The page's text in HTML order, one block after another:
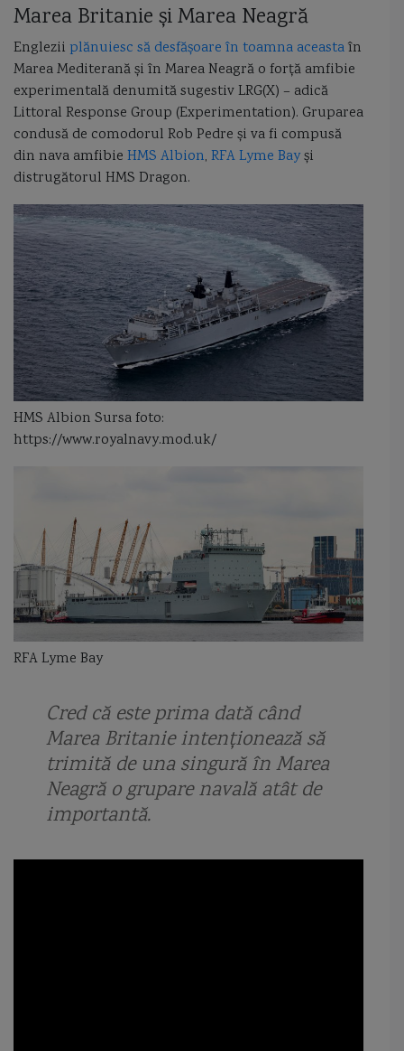
vedete purtatoare de rachete vedete torpiloare
vedetele torpiloare lurssen vehicul glider
Viceamiral Constantin Bălescu viceamiral Vasile Scodrea Viforul
Vosper Thornycroft
VTAP Zanzibar Zmeul Zumwalt
Marea Britanie și Marea Neagră
Englezii plănuiesc să desfășoare în toamna aceastaîn
Marea Mediterană și în Marea Neagră o forță amfibie
experimentală denumită sugestiv LRG(X) – adică
Littoral Response Group (Experimentation). Gruparea
condusă de comodorul Rob Pedre și va fi compusă
din nava amfibie HMS Albion, RFA Lyme Bayși
distrugătorul HMS Dragon.
HMS Albion Sursa foto:
https://www.royalnavy.mod.uk/
RFA Lyme Bay
Cred că este prima dată când
Marea Britanie intenționează să
trimită de una singură în Marea
Neagră o grupare navală atât de
importantă.